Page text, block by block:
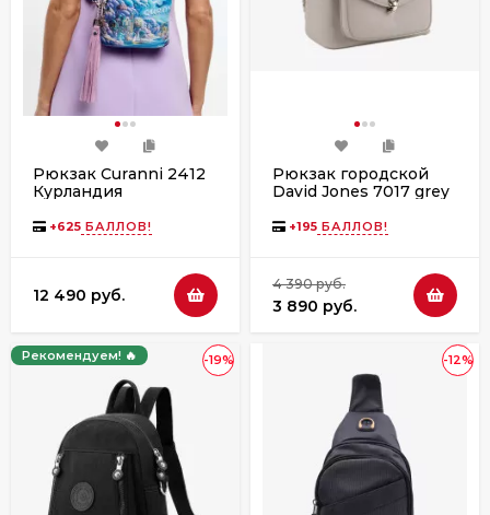
Рюкзак Curanni 2412
Курландия
+625 БАЛЛОВ!
12 490 руб.
Рюкзак городской
David Jones 7017 grey
+195 БАЛЛОВ!
4 390 руб.
3 890 руб.
-19%
Рекомендуем! 🔥 -12%